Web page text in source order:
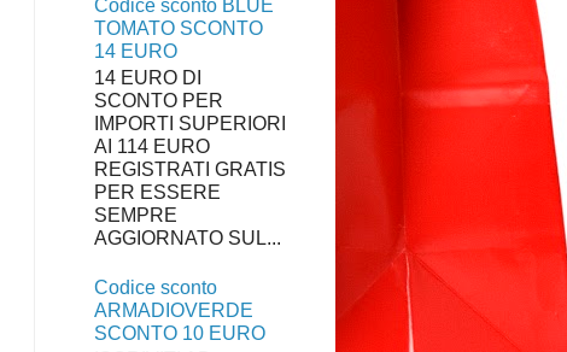
Codice sconto BLUE
TOMATO SCONTO
14 EURO
14 EURO DI
SCONTO PER
IMPORTI SUPERIORI
AI 114 EURO
REGISTRATI GRATIS
PER ESSERE
SEMPRE
AGGIORNATO SUL...
Codice sconto
ARMADIOVERDE
SCONTO 10 EURO